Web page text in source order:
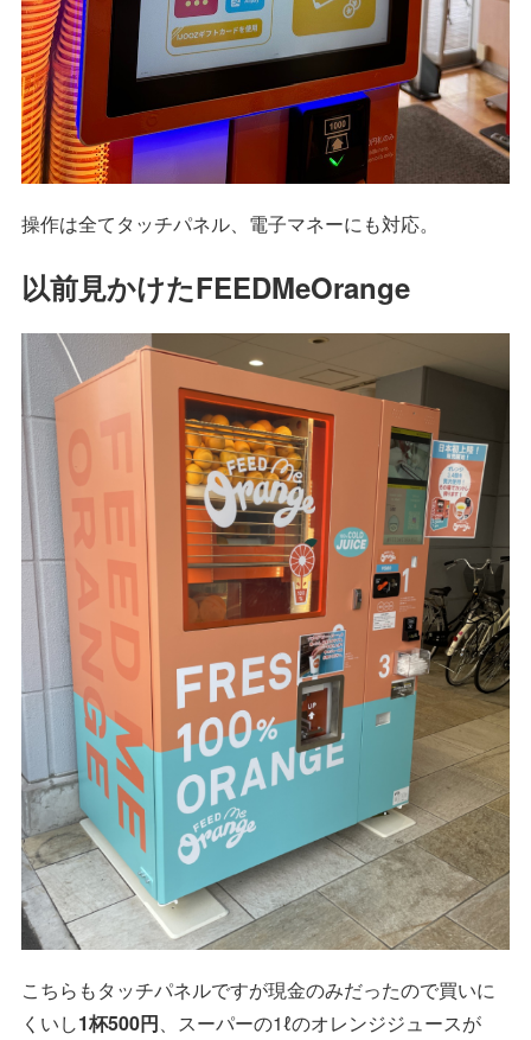
操作は全てタッチパネル、電子マネーにも対応。
以前見かけたFEEDMeOrange
こちらもタッチパネルですが現金のみだったので買いに
くいし1杯500円、スーパーの1ℓのオレンジジュースが